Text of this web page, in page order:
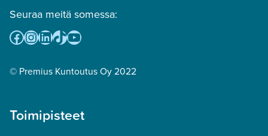
Seuraa meitä somessa:
Facebook
Instagram
LinkedIn
TikTok
YouTube
© Premius Kuntoutus Oy 2022
Toimipisteet